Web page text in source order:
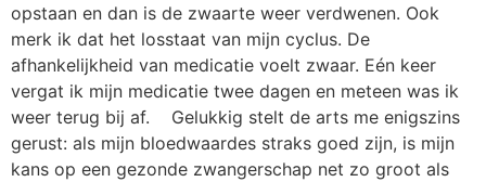
opstaan en dan is de zwaarte weer verdwenen. Ook
merk ik dat het losstaat van mijn cyclus. De
afhankelijkheid van medicatie voelt zwaar. Eén keer
vergat ik mijn medicatie twee dagen en meteen was ik
weer terug bij af. Gelukkig stelt de arts me enigszins
gerust: als mijn bloedwaardes straks goed zijn, is mijn
kans op een gezonde zwangerschap net zo groot als